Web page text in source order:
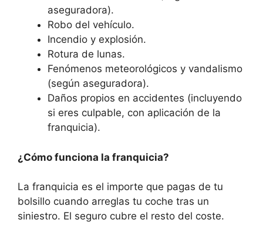
aseguradora).
Robo del vehículo.
Incendio y explosión.
Rotura de lunas.
Fenómenos meteorológicos y vandalismo
(según aseguradora).
Daños propios en accidentes (incluyendo
si eres culpable, con aplicación de la
franquicia).
¿Cómo funciona la franquicia?
La franquicia es el importe que pagas de tu
bolsillo cuando arreglas tu coche tras un
siniestro. El seguro cubre el resto del coste.